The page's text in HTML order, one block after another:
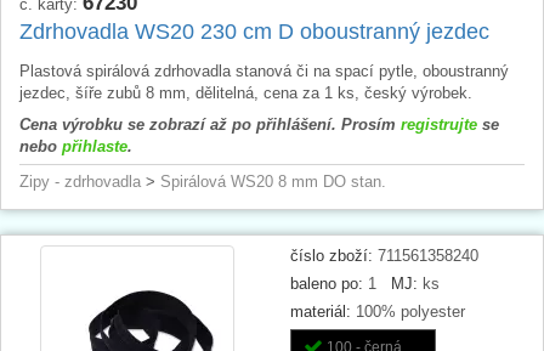
č. karty:
Zdrhovadla WS20 230 cm D oboustranný jezdec
Plastová spirálová zdrhovadla stanová či na spací pytle, oboustranný
jezdec, šíře zubů 8 mm, dělitelná, cena za 1 ks, český výrobek.
Cena výrobku se zobrazí až po přihlášení. Prosím registrujte se
nebo přihlaste.
Zipy - zdrhovadla > Spirálová WS20 8 mm DO stan.
číslo zboží: 711561358240
baleno po: 1 MJ: ks
materiál: 100% polyester
100 - černá